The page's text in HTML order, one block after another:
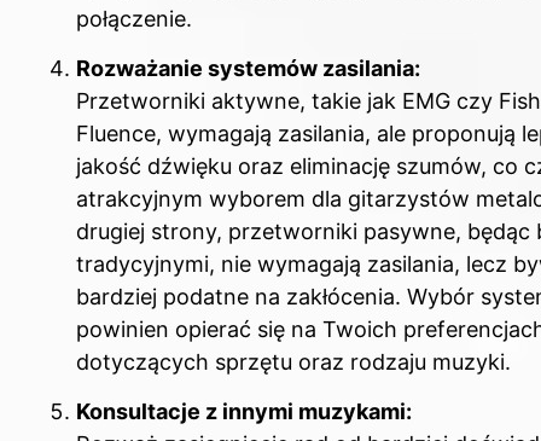
połączenie.
Rozważanie systemów zasilania:
Przetworniki aktywne, takie jak EMG czy
Fluence, wymagają zasilania, ale proponują
jakość dźwięku oraz eliminację szumów, co
atrakcyjnym wyborem dla gitarzystów
drugiej strony, przetworniki pasywne, będąc
tradycyjnymi, nie wymagają zasilania, lecz
bardziej podatne na zakłócenia. Wybór
powinien opierać się na Twoich
dotyczących sprzętu oraz rodzaju muzyki.
Konsultacje z innymi muzykami: